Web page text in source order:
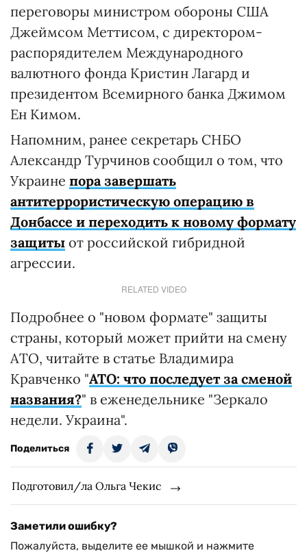
переговоры министром обороны США
Джеймсом Меттисом, с директором-
распорядителем Международного
валютного фонда Кристин Лагард и
президентом Всемирного банка Джимом
Ен Кимом.
Напомним, ранее секретарь СНБО
Александр Турчинов сообщил о том, что
Украине пора завершать
антитеррористическую операцию в
Донбассе и переходить к новому формату
защиты от российской гибридной
агрессии.
RELATED VIDEO
Подробнее о "новом формате" защиты
страны, который может прийти на смену
АТО, читайте в статье Владимира
Кравченко "АТО: что последует за сменой
названия?" в еженедельнике "Зеркало
недели. Украина".
Поделиться
Подготовил/ла Ольга Чекис
Заметили ошибку?
Пожалуйста, выделите ее мышкой и нажмите